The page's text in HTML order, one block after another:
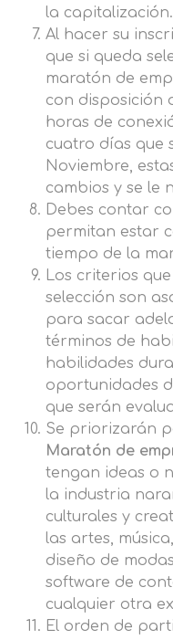
la capitalización.
Al hacer su
que si queda
maratón de
con disposición
horas de
cuatro días que
Noviembre,
cambios y se le
Debes contar
permitan estar
tiempo de la
Los criterios
selección son
para sacar
términos de
habilidades
oportunidades
que serán
Se priorizarán
Maratón de
tengan ideas o
la industria
culturales y
las artes,
diseño de
software de
cualquier otra
El orden de